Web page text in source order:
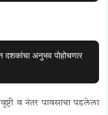
दशकांचा अनुभव पोहोचणार
व नंतर पावसाचा पडलेला